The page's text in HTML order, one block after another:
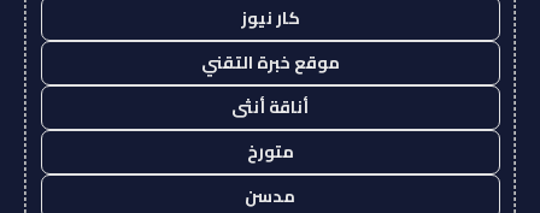
كار نيوز
موقع خبرة التقني
أناقة أنثى
متورخ
مدسن